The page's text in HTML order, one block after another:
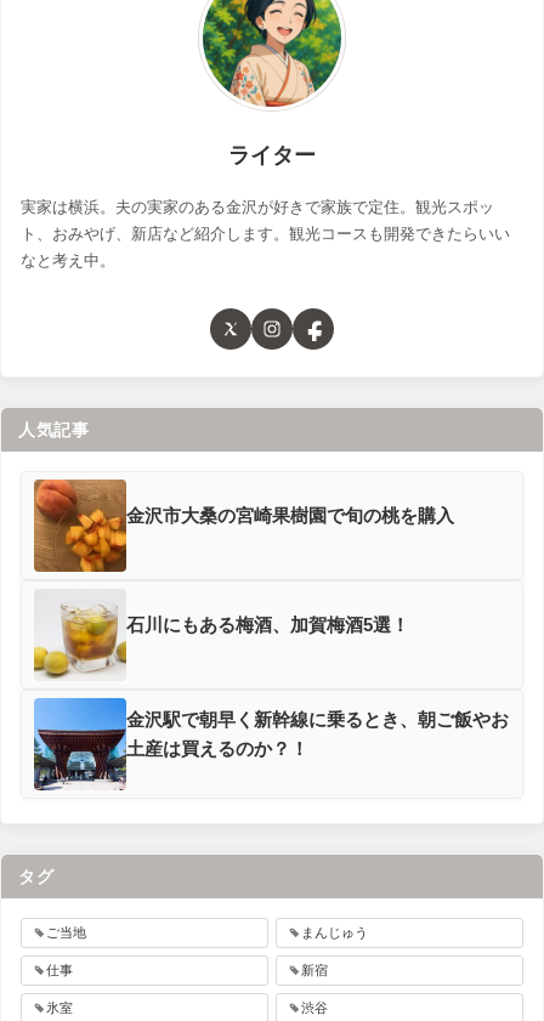
ライター
実家は横浜。夫の実家のある金沢が好きで家族で定住。観光スポッ
ト、おみやげ、新店など紹介します。観光コースも開発できたらいい
なと考え中。
人気記事
金沢市大桑の宮崎果樹園で旬の桃を購入
石川にもある梅酒、加賀梅酒5選！
金沢駅で朝早く新幹線に乗るとき、朝ご飯やお
土産は買えるのか？！
タグ
ご当地 まんじゅう
仕事 新宿
氷室 渋谷